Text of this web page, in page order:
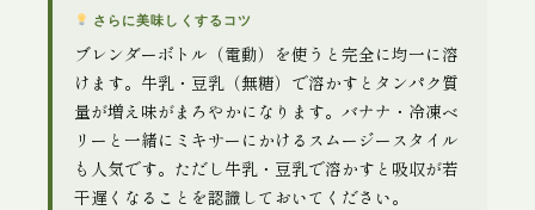
さらに美味しくするコツ
ブレンダーボトル（電動）を使うと完全に均一に溶
けます。牛乳・豆乳（無糖）で溶かすとタンパク質
量が増え味がまろやかになります。バナナ・冷凍ベ
リーと一緒にミキサーにかけるスムージースタイル
も人気です。ただし牛乳・豆乳で溶かすと吸収が若
干遅くなることを認識しておいてください。